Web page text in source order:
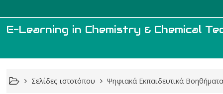
E-Learning in Chemistry & Chemical
Σελίδες ιστοτόπου Ψηφιακά Εκπαιδευτικά Βοηθήματα